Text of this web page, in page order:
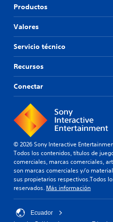
Productos
Valores
Servicio técnico
Recursos
Conectar
© 2026 Sony Interactive
Todos los contenidos, títulos de
comerciales, marcas comerciales,
son marcas comerciales y/o
sus propietarios respectivos.Todos
reservados. Más información
Ecuador